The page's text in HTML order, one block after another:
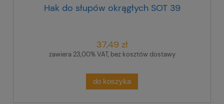
Hak do słupów okrągłych SOT 39
37,49 zł
zawiera 23,00% VAT, bez kosztów dostawy
do koszyka